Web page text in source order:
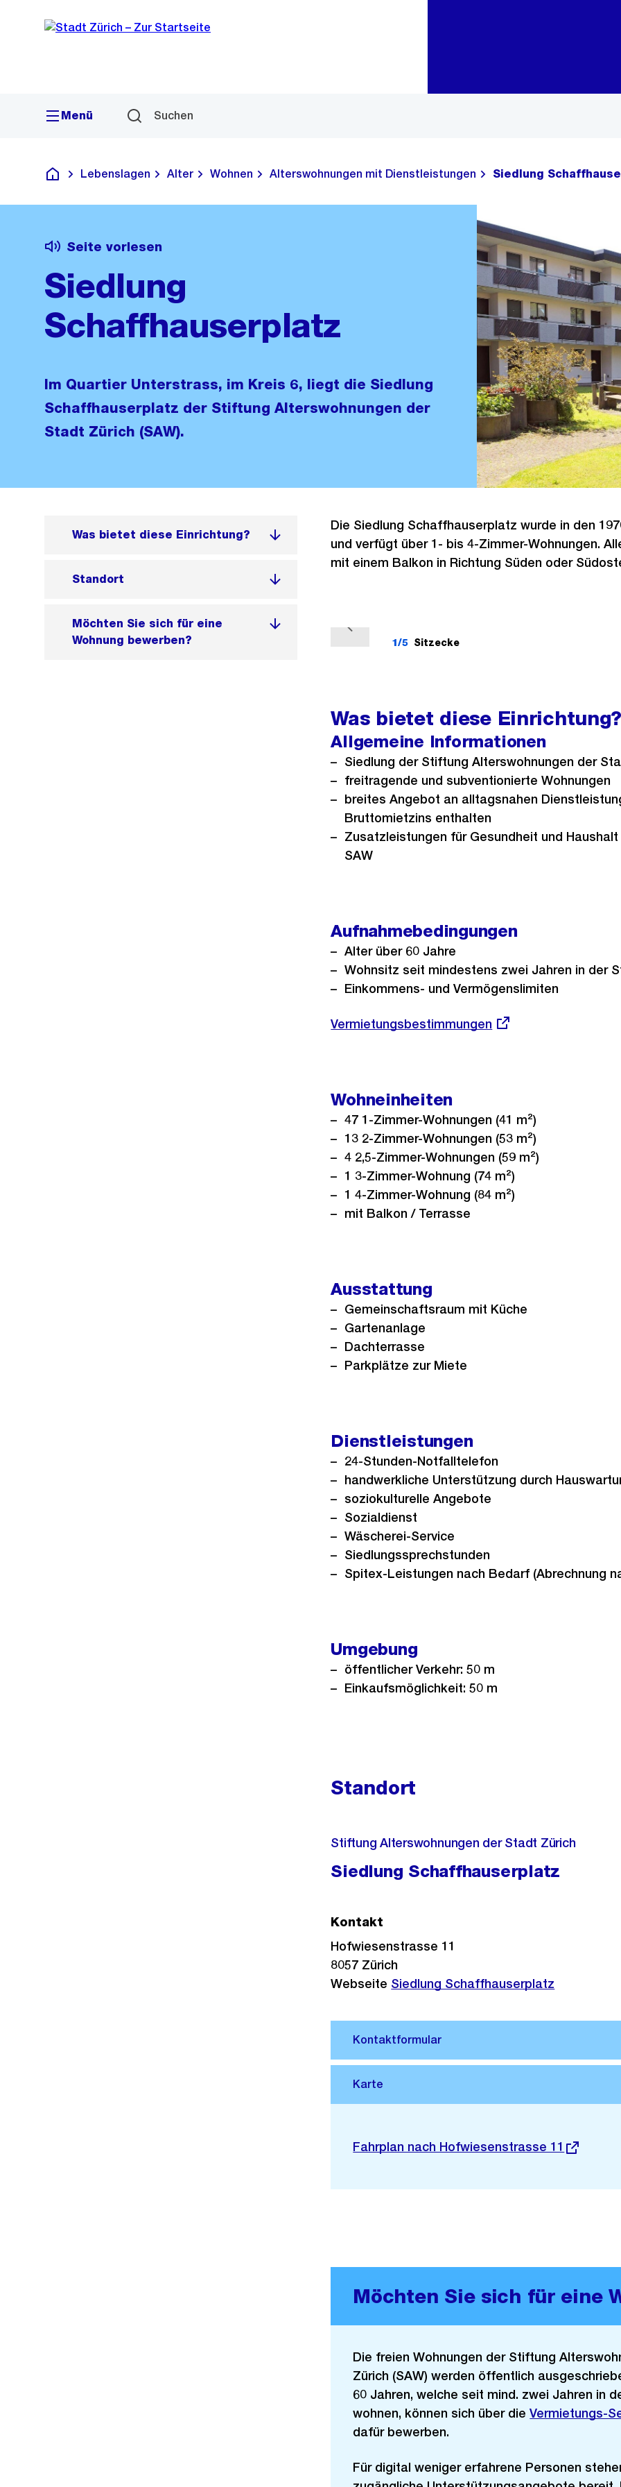
Navigation
Sprunglink
Menü Suchen
Deutsch
Lebenslagen Alter Wohnen Alterswohnungen mit Dienstleistungen Siedlung
Seite vorlesen
Siedlung
Schaffhauserplatz
Im Quartier Unterstrass, im Kreis 6, liegt die Siedlung
Schaffhauserplatz der Stiftung Alterswohnungen der
Stadt Zürich (SAW).
Was bietet diese Einrichtung?
Standort
Möchten Sie sich für eine
Wohnung bewerben?
Die Siedlung Schaffhauserplatz wurde in den
und verfügt über 1- bis 4-Zimmer-Wohnungen.
mit einem Balkon in Richtung Süden oder
e
r
i
g
e
s
1/5 Sitzecke
Was bietet diese
Allgemeine Informationen
Siedlung der Stiftung Alterswohnungen der
freitragende und subventionierte Wohnungen
breites Angebot an alltagsnahen
Bruttomietzins enthalten
Zusatzleistungen für Gesundheit und
SAW
Aufnahmebedingungen
Alter über 60 Jahre
Wohnsitz seit mindestens zwei Jahren in der
Einkommens- und Vermögenslimiten
Externer
Vermietungsbestimmungen
Wohneinheiten
47 1-Zimmer-Wohnungen (41 m²)
13 2-Zimmer-Wohnungen (53 m²)
4 2,5-Zimmer-Wohnungen (59 m²)
1 3-Zimmer-Wohnung (74 m²)
1 4-Zimmer-Wohnung (84 m²)
mit Balkon / Terrasse
Ausstattung
Gemeinschaftsraum mit Küche
Gartenanlage
Dachterrasse
Parkplätze zur Miete
Dienstleistungen
24-Stunden-Notfalltelefon
handwerkliche Unterstützung durch
soziokulturelle Angebote
Sozialdienst
Wäscherei-Service
Siedlungssprechstunden
Spitex-Leistungen nach Bedarf (Abrechnung
Umgebung
öffentlicher Verkehr: 50 m
Einkaufsmöglichkeit: 50 m
Standort
Stiftung Alterswohnungen der Stadt Zürich
Siedlung Schaffhauserplatz
Externer
Fahrplan nach Hofwiesenstrasse 11
Kontakt
Hofwiesenstrasse 11
8057 Zürich
Webseite Siedlung Schaffhauserplatz
Möchten Sie sich für eine
Die freien Wohnungen der Stiftung
Zürich (SAW) werden öffentlich
60 Jahren, welche seit mind. zwei Jahren in
wohnen, können sich über dieExterner
Vermietungs-
dafür bewerben.
Für digital weniger erfahrene Personen